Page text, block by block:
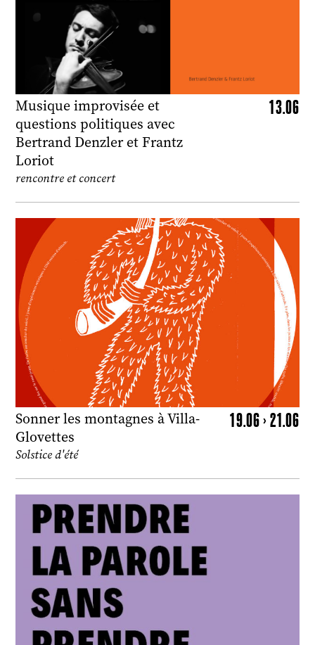
Musique improvisée et
questions politiques avec
Bertrand Denzler et Frantz
Loriot
13.06
rencontre et concert
Sonner les montagnes à Villa-
Glovettes
19.06 > 21.06
Solstice d'été